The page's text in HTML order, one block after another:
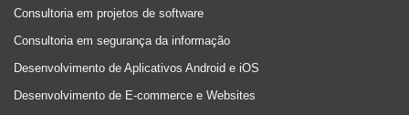
Consultoria em projetos de software
Consultoria em segurança da informação
Desenvolvimento de Aplicativos Android e iOS
Desenvolvimento de E-commerce e Websites